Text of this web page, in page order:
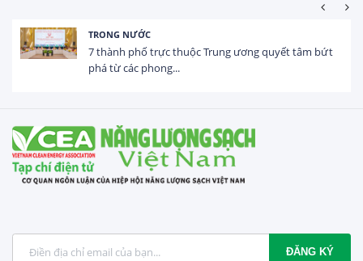
trực thuộc Trung ương quyết tâm bứt
Tổng vốn
ĐĂNG KÝ